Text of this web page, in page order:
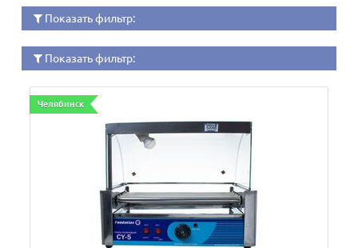
Показать фильтр:
Показать фильтр:
Челябинск